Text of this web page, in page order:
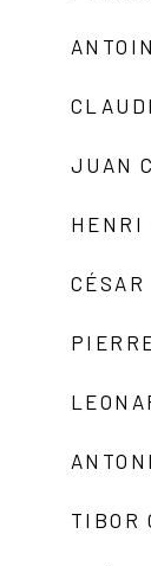
JUAN
HENRI
CÉSAR
TIBOR